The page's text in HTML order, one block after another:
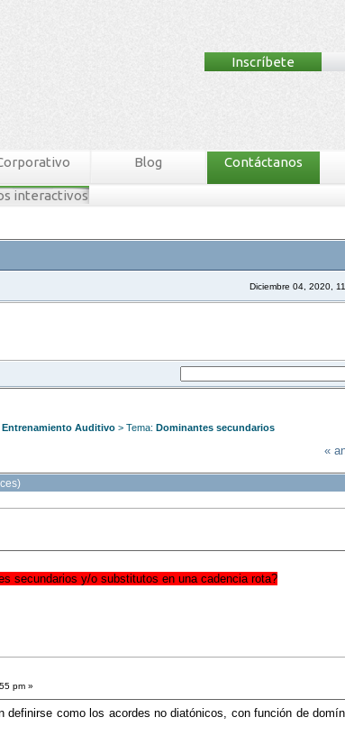
Inscríbete
Blog Contáctanos
interactivos
Diciembre 04, 2020,
Entrenamiento Auditivo > Tema: Dominantes secundarios
«
secundarios y/o substitutos en una cadencia rota?
pm »
definirse como los acordes no diatónicos, con función de